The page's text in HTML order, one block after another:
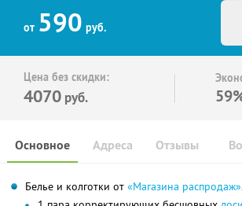
от 590 руб.
Цена без скидки:
4070 руб.
Основное Отзывы
Адреса
Белье и колготки от «Магазина распродаж»